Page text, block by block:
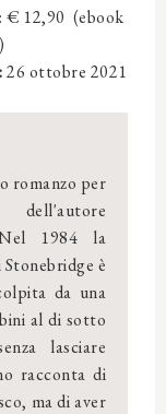
: € 12,90 (ebook
26 ottobre 2021
romanzo per
dell'autore
1984 la
è
da una
al di sotto
lasciare
racconta di
ma di aver